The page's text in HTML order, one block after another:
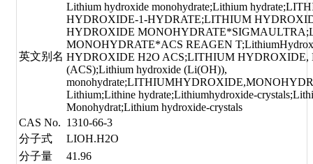
英文别名
Lithium hydroxide monohydrate;Lithium
HYDROXIDE-1-HYDRATE;LITHIUM
HYDROXIDE
MONOHYDRATE*ACS REAGEN
HYDROXIDE H2O ACS;LITHIUM HYDROXIDE,
(ACS);Lithium hydroxide (Li(OH)),
Lithium;Lithine hydrate;Lithiumhydroxide-
Monohydrat;Lithium hydroxide-crystals
CAS No. 1310-66-3
分子式
LIOH.H2O
分子量
41.96